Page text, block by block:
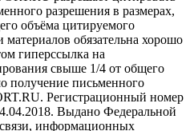
разрешения в размерах,
объёма цитируемого
обязательна хорошо
гиперссылка на
свыше 1/4 от общего
получение письменного
Регистрационный номер
Выдано Федеральной
информационных